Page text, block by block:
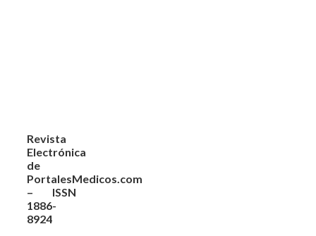
Revista
Electrónica
de
PortalesMedicos.com
– ISSN
1886-
8924